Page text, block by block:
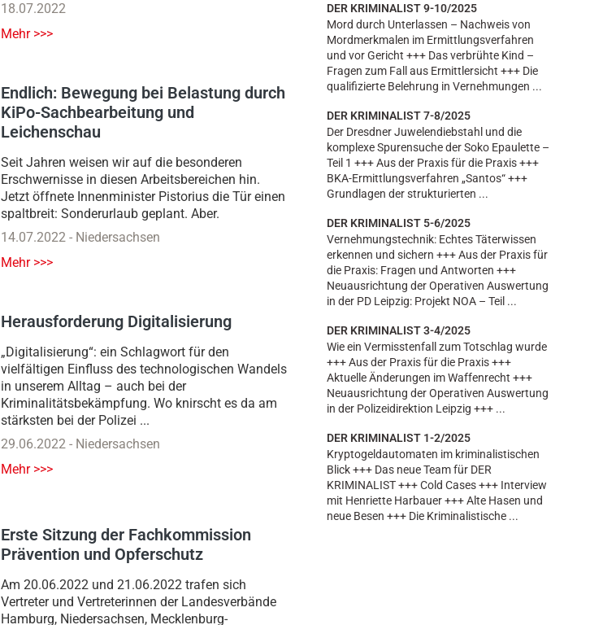
18.07.2022
Mehr >>>
Endlich: Bewegung bei Belastung durch
KiPo-Sachbearbeitung und
Leichenschau
Seit Jahren weisen wir auf die besonderen
Erschwernisse in diesen Arbeitsbereichen hin.
Jetzt öffnete Innenminister Pistorius die Tür einen
spaltbreit: Sonderurlaub geplant. Aber.
14.07.2022 - Niedersachsen
Mehr >>>
Herausforderung Digitalisierung
„Digitalisierung“: ein Schlagwort für den
vielfältigen Einfluss des technologischen Wandels
in unserem Alltag – auch bei der
Kriminalitätsbekämpfung. Wo knirscht es da am
stärksten bei der Polizei ...
29.06.2022 - Niedersachsen
Mehr >>>
Erste Sitzung der Fachkommission
Prävention und Opferschutz
Am 20.06.2022 und 21.06.2022 trafen sich
Vertreter und Vertreterinnen der Landesverbände
Hamburg, Niedersachsen, Mecklenburg-
DER KRIMINALIST 9-10/2025
Mord durch Unterlassen – Nachweis von
Mordmerkmalen im Ermittlungsverfahren
und vor Gericht +++ Das verbrühte Kind –
Fragen zum Fall aus Ermittlersicht +++ Die
qualifizierte Belehrung in Vernehmungen ...
DER KRIMINALIST 7-8/2025
Der Dresdner Juwelendiebstahl und die
komplexe Spurensuche der Soko Epaulette –
Teil 1 +++ Aus der Praxis für die Praxis +++
BKA-Ermittlungsverfahren „Santos“ +++
Grundlagen der strukturierten ...
DER KRIMINALIST 5-6/2025
Vernehmungstechnik: Echtes Täterwissen
erkennen und sichern +++ Aus der Praxis für
die Praxis: Fragen und Antworten +++
Neuausrichtung der Operativen Auswertung
in der PD Leipzig: Projekt NOA – Teil ...
DER KRIMINALIST 3-4/2025
Wie ein Vermisstenfall zum Totschlag wurde
+++ Aus der Praxis für die Praxis +++
Aktuelle Änderungen im Waffenrecht +++
Neuausrichtung der Operativen Auswertung
in der Polizeidirektion Leipzig +++ ...
DER KRIMINALIST 1-2/2025
Kryptogeldautomaten im kriminalistischen
Blick +++ Das neue Team für DER
KRIMINALIST +++ Cold Cases +++ Interview
mit Henriette Harbauer +++ Alte Hasen und
neue Besen +++ Die Kriminalistische ...